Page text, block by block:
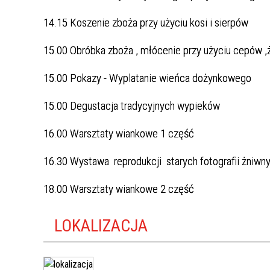
14.15 Koszenie zboża przy użyciu kosi i sierpów
15.00 Obróbka zboża , młócenie przy użyciu cepów
15.00 Pokazy - Wyplatanie wieńca dożynkowego
15.00 Degustacja tradycyjnych wypieków
16.00 Warsztaty wiankowe 1 część
16.30 Wystawa reprodukcji starych fotografii
18.00 Warsztaty wiankowe 2 część
LOKALIZACJA